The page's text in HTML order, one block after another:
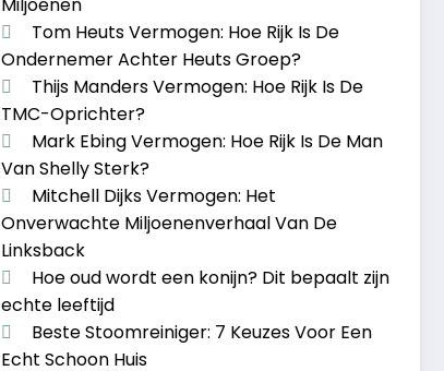
Miljoenen
Tom Heuts Vermogen: Hoe Rijk Is De
Ondernemer Achter Heuts Groep?
Thijs Manders Vermogen: Hoe Rijk Is De
TMC-Oprichter?
Mark Ebing Vermogen: Hoe Rijk Is De Man
Van Shelly Sterk?
Mitchell Dijks Vermogen: Het
Onverwachte Miljoenenverhaal Van De
Linksback
Hoe oud wordt een konijn? Dit bepaalt zijn
echte leeftijd
Beste Stoomreiniger: 7 Keuzes Voor Een
Echt Schoon Huis